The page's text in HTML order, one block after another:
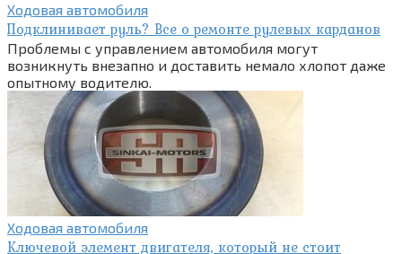
Ходовая автомобиля
Подклинивает руль? Все о ремонте рулевых карданов
Проблемы с управлением автомобиля могут
возникнуть внезапно и доставить немало хлопот даже
опытному водителю.
Ходовая автомобиля
Ключевой элемент двигателя, который не стоит